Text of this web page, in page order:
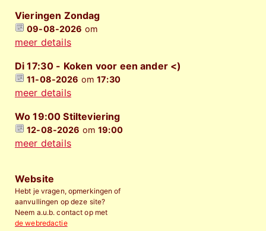
Vieringen Zondag
09-08-2026 om
meer details
Di 17:30 - Koken voor een ander <)
11-08-2026 om17:30
meer details
Wo 19:00 Stilteviering
12-08-2026 om19:00
meer details
Website
Hebt je vragen, opmerkingen of
aanvullingen op deze site?
Neem a.u.b. contact op met
de webredactie